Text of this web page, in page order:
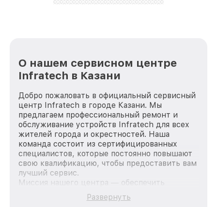
О нашем сервисном центре
Infratech в Казани
Добро пожаловать в официальный сервисный
центр Infratech в городе Казани. Мы
предлагаем профессиональный ремонт и
обслуживание устройств Infratech для всех
жителей города и окрестностей. Наша
команда состоит из сертифицированных
специалистов, которые постоянно повышают
свою квалификацию, чтобы предоставить вам
лучший сервис.
Миссия нашего центра — обеспечить
качественный и доступный ремонт для
каждого пользователя продукции Infratech,
Развернуть